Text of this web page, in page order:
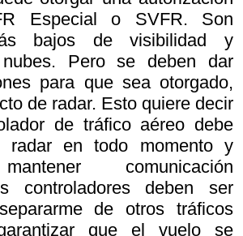
Especial o SVFR. Son
bajos de visibilidad y
Pero se deben dar
para que sea otorgado,
de radar. Esto quiere decir
de tráfico aéreo debe
radar en todo momento y
comunicación
controladores deben ser
de otros tráficos
que el vuelo se